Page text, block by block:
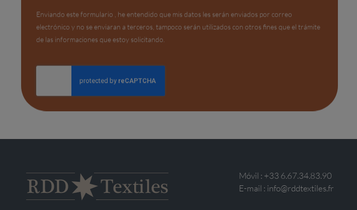
Enviando este formulario , he entendido que mis datos les serán enviados por correo
electrónico y no se enviaran a terceros, tampoco serán utilizados con otros fines que el trámite
de las informaciones que estoy solicitando.
Móvil : +33 6.67.34.83.90
E-mail : info@rddtextiles.fr